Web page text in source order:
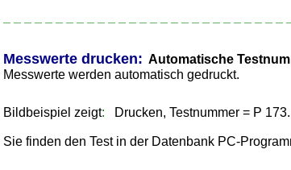
Messwerte drucken: Automatische
Messwerte werden automatisch gedruckt.
Bildbeispiel zeigt: Drucken, Testnummer = P
Sie finden den Test in der Datenbank PC-